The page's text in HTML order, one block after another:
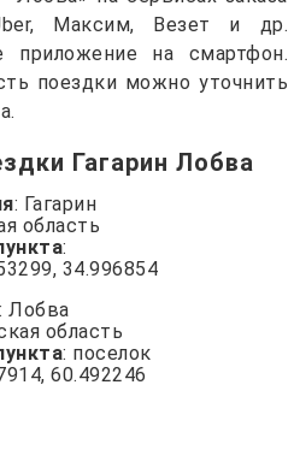
Максим, Везет и др.
приложение на смартфон.
поездки можно уточнить
Гагарин Лобва
: Гагарин
область
:
34.996854
: Лобва
область
: поселок
60.492246